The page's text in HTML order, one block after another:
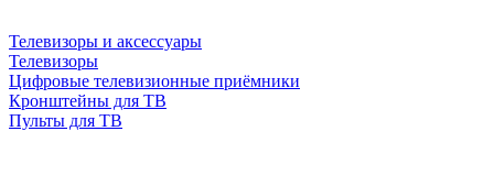
Телевизоры и аксессуары
Телевизоры
Цифровые телевизионные приёмники
Кронштейны для ТВ
Пульты для ТВ